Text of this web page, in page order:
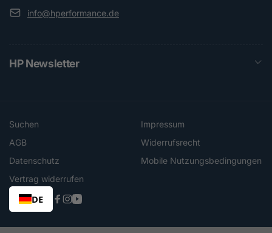
info@hperformance.de
HP Newsletter
Suchen
Impressum
AGB
Widerrufsrecht
Datenschutz
Mobile Nutzungsbedingungen
Vertrag widerrufen
DE
Facebook
Instagram
YouTube